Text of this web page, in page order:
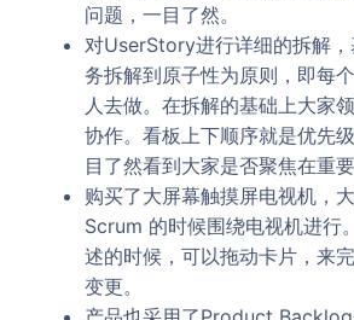
问题，一目了然。
对UserStory进行详细的拆解
务拆解到原子性为原则，即每
人去做。在拆解的基础上大家
协作。看板上下顺序就是优先
目了然看到大家是否聚焦在重要
购买了大屏幕触摸屏电视机，
Scrum 的时候围绕电视机进行
述的时候，可以拖动卡片，来
变更。